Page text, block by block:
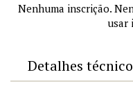
Nenhuma inscrição.
usar
Detalhes